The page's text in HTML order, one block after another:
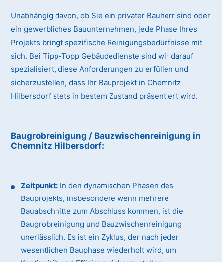
Unabhängig davon, ob Sie ein privater Bauherr sind oder
ein gewerbliches Bauunternehmen, jede Phase Ihres
Projekts bringt spezifische Reinigungsbedürfnisse mit
sich. Bei Tipp-Topp Gebäudedienste sind wir darauf
spezialisiert, diese Anforderungen zu erfüllen und
sicherzustellen, dass Ihr Bauprojekt in Chemnitz
Hilbersdorf stets in bestem Zustand präsentiert wird.
Baugrobreinigung / Bauzwischenreinigung in
Chemnitz Hilbersdorf:
Zeitpunkt: In den dynamischen Phasen des
Bauprojekts, insbesondere wenn mehrere
Bauabschnitte zum Abschluss kommen, ist die
Baugrobreinigung und Bauzwischenreinigung
unerlässlich. Es ist ein Zyklus, der nach jeder
wesentlichen Bauphase wiederholt wird, um